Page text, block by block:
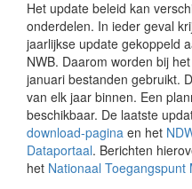
Het update beleid kan
onderdelen. In ieder geval
jaarlijkse update gekoppeld
NWB. Daarom worden bij
januari bestanden gebruikt.
van elk jaar binnen. Een
beschikbaar. De laatste
download-pagina en het
Dataportaal. Berichten
het Nationaal Toegangspunt